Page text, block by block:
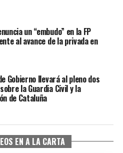
un “embudo” en la FP
al avance de la privada en
Gobierno llevará al pleno dos
la Guardia Civil y la
de Cataluña
EN A LA CARTA